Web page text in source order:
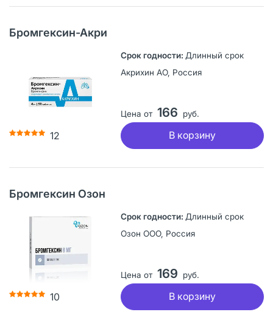
Бромгексин-Акри
12
Длинный срок
Акрихин АО, Россия
Цена от 166 руб.
В корзину
Бромгексин Озон
10
Длинный срок
Озон ООО, Россия
Цена от 169 руб.
В корзину